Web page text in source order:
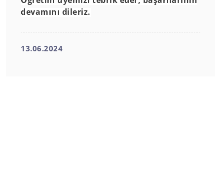
devamını dileriz.
13.06.2024